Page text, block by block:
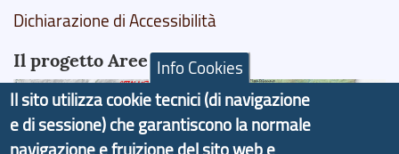
Dichiarazione di Accessibilità
Il progetto Aree Interne
Info Cookies
Il sito utilizza cookie tecnici (di navigazione
e di sessione) che garantiscono la normale
navigazione e fruizione del sito web e